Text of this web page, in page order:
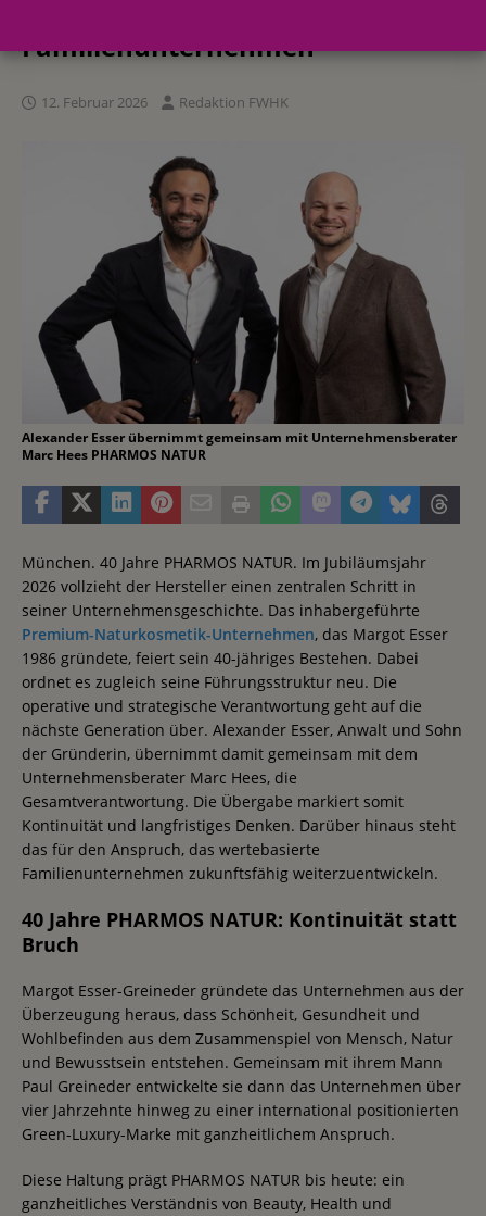
Familienunternehmen
12. Februar 2026 Redaktion FWHK
Alexander Esser übernimmt gemeinsam mit Unternehmensberater
Marc Hees PHARMOS NATUR
München. 40 Jahre PHARMOS NATUR. Im Jubiläumsjahr
2026 vollzieht der Hersteller einen zentralen Schritt in
seiner Unternehmensgeschichte. Das inhabergeführte
Premium-Naturkosmetik-Unternehmen, das Margot Esser
1986 gründete, feiert sein 40-jähriges Bestehen. Dabei
ordnet es zugleich seine Führungsstruktur neu. Die
operative und strategische Verantwortung geht auf die
nächste Generation über. Alexander Esser, Anwalt und Sohn
der Gründerin, übernimmt damit gemeinsam mit dem
Unternehmensberater Marc Hees, die
Gesamtverantwortung. Die Übergabe markiert somit
Kontinuität und langfristiges Denken. Darüber hinaus steht
das für den Anspruch, das wertebasierte
Familienunternehmen zukunftsfähig weiterzuentwickeln.
40 Jahre PHARMOS NATUR: Kontinuität statt
Bruch
Margot Esser-Greineder gründete das Unternehmen aus der
Überzeugung heraus, dass Schönheit, Gesundheit und
Wohlbefinden aus dem Zusammenspiel von Mensch, Natur
und Bewusstsein entstehen. Gemeinsam mit ihrem Mann
Paul Greineder entwickelte sie dann das Unternehmen über
vier Jahrzehnte hinweg zu einer international positionierten
Green-Luxury-Marke mit ganzheitlichem Anspruch.
Diese Haltung prägt PHARMOS NATUR bis heute: ein
ganzheitliches Verständnis von Beauty, Health und